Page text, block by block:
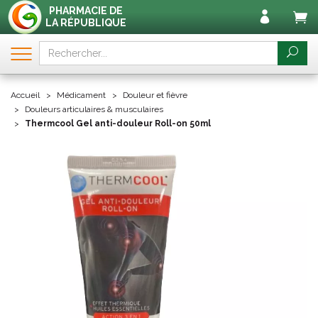
PHARMACIE DE
LA RÉPUBLIQUE
Accueil Médicament
Douleur et fièvre
Douleurs articulaires & musculaires
Thermcool Gel anti-douleur Roll-on 50ml